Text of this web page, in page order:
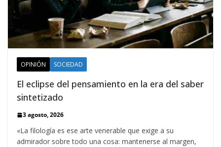
OPINIÓN SOCIEDAD
El eclipse del pensamiento en la era del saber
sintetizado
3 agosto, 2026
«La filología es ese arte venerable que exige a su
admirador sobre todo una cosa: mantenerse al margen,